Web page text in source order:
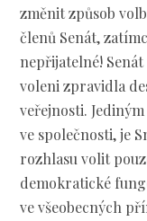
změnit způsob
členů Senát,
nepřijatelné!
voleni zpravidla
veřejnosti.
ve společnosti, je
rozhlasu volit
demokratické
ve všeobecných